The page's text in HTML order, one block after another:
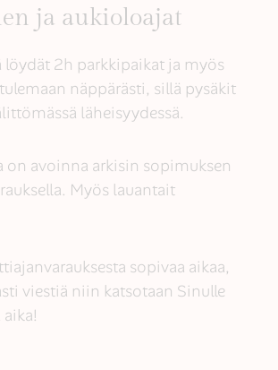
ja aukioloajat
löydät 2h parkkipaikat ja myös
näppärästi, sillä pysäkit
läheisyydessä.
on avoinna arkisin sopimuksen
Myös lauantait
sopivaa aikaa,
viestiä niin katsotaan Sinulle